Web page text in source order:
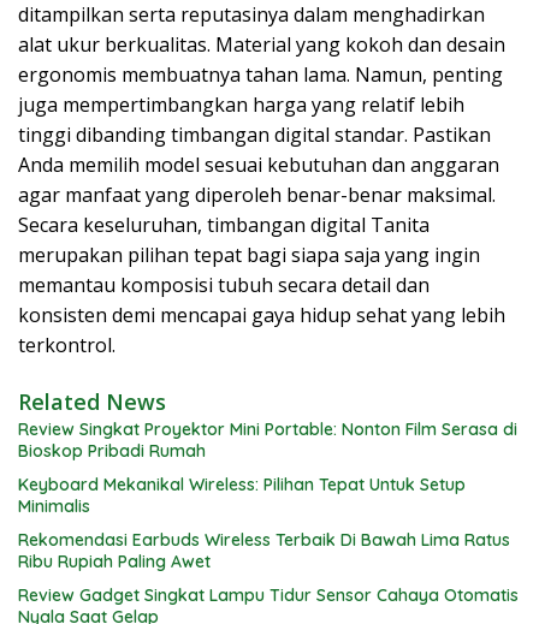
ditampilkan serta reputasinya dalam menghadirkan
alat ukur berkualitas. Material yang kokoh dan desain
ergonomis membuatnya tahan lama. Namun, penting
juga mempertimbangkan harga yang relatif lebih
tinggi dibanding timbangan digital standar. Pastikan
Anda memilih model sesuai kebutuhan dan anggaran
agar manfaat yang diperoleh benar-benar maksimal.
Secara keseluruhan, timbangan digital Tanita
merupakan pilihan tepat bagi siapa saja yang ingin
memantau komposisi tubuh secara detail dan
konsisten demi mencapai gaya hidup sehat yang lebih
terkontrol.
Related News
Review Singkat Proyektor Mini Portable: Nonton Film Serasa di
Bioskop Pribadi Rumah
Keyboard Mekanikal Wireless: Pilihan Tepat Untuk Setup
Minimalis
Rekomendasi Earbuds Wireless Terbaik Di Bawah Lima Ratus
Ribu Rupiah Paling Awet
Review Gadget Singkat Lampu Tidur Sensor Cahaya Otomatis
Nyala Saat Gelap